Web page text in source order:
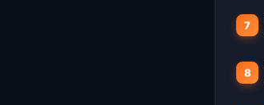
7
8